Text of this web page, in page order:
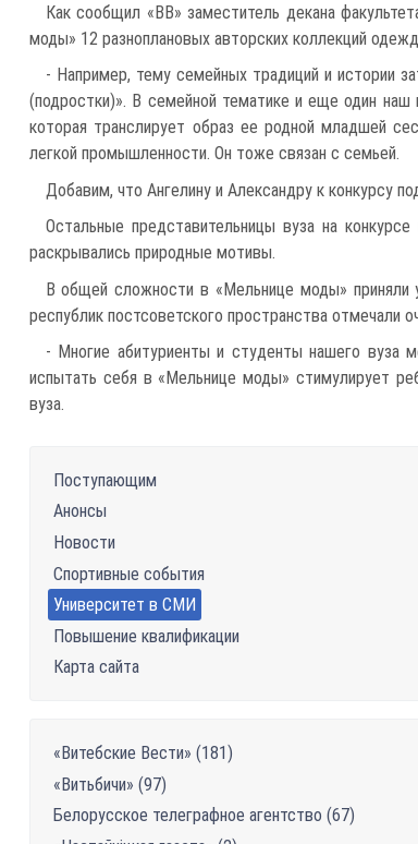
Как сообщил «ВВ» заместитель декана
моды» 12 разноплановых авторских коллекций
- Например, тему семейных традиций и истории
(подростки)». В семейной тематике и еще один
которая транслирует образ ее родной младшей
легкой промышленности. Он тоже связан с семьей.
Добавим, что Ангелину и Александру к конкурсу
Остальные представительницы вуза на
раскрывались природные мотивы.
В общей сложности в «Мельнице моды» приняли
республик постсоветского пространства отмечали
- Многие абитуриенты и студенты нашего вуза
испытать себя в «Мельнице моды» стимулирует
вуза.
Поступающим
Анонсы
Новости
Спортивные события
Университет в СМИ
Повышение квалификации
Карта сайта
«Витебские Вести» (181)
«Витьбичи» (97)
Белорусское телеграфное агентство (67)